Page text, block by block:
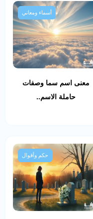
أسماء ومعاني
معنى اسم سما وصفات
حاملة الاسم..
حكم وأقوال